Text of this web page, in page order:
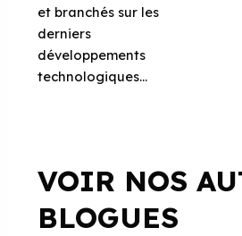
et branchés sur les
derniers
développements
technologiques…
VOIR NOS
BLOGUES